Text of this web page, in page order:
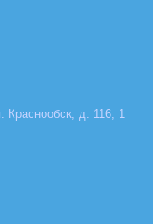
д. 116, 1